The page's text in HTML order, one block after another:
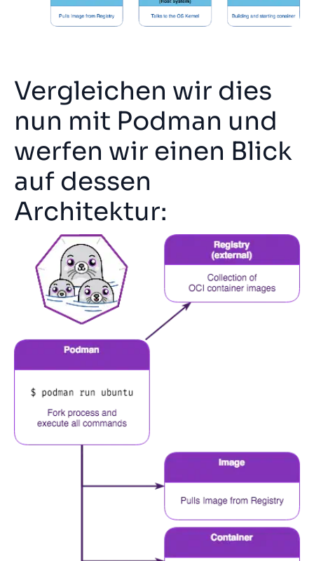
Vergleichen wir dies
nun mit Podman und
werfen wir einen Blick
auf dessen
Architektur: